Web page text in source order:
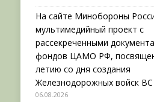
[ 31.07.2026 ]
[ 07.08.2026 ]
На сайте Минобороны
мультимедийный проект с
рассекреченными
фондов ЦАМО РФ,
летию со дня создания
Железнодорожных войск
06.08.2026